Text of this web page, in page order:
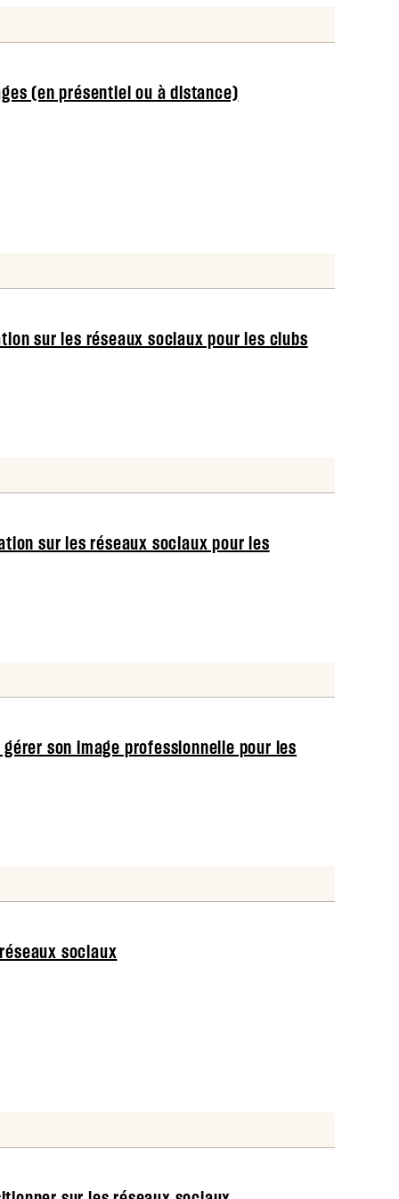
(en présentiel ou à distance)
sur les réseaux sociaux pour les clubs
sur les réseaux sociaux pour les
gérer son image professionnelle pour les
sociaux